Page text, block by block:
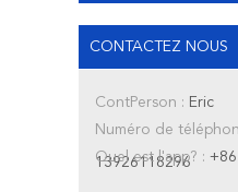
CONTACTEZ NOUS
ContPerson : Eric
Numéro de
13926118296
Quel est l'app? :